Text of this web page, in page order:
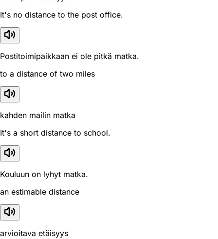
It's no distance to the post office.
Postitoimipaikkaan ei ole pitkä matka.
to a distance of two miles
kahden mailin matka
It's a short distance to school.
Kouluun on lyhyt matka.
an estimable distance
arvioitava etäisyys